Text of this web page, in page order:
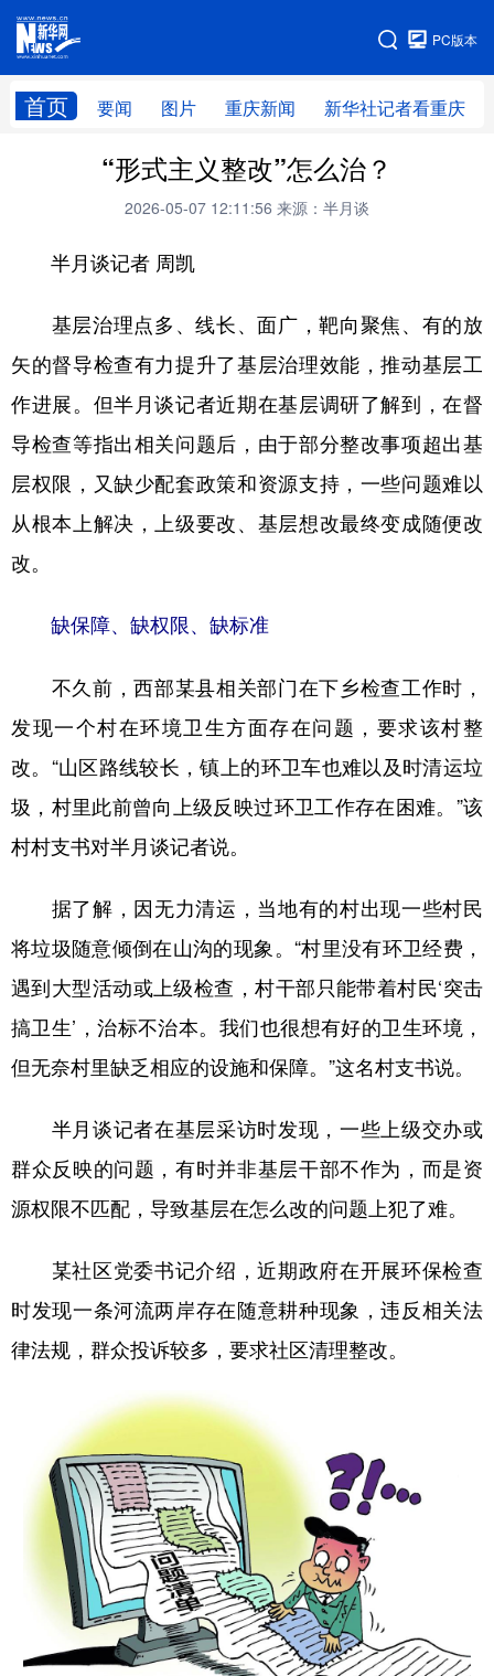
PC版本
首页 要闻 图片 重庆新闻 新华社记者看重庆
网站地图
“形式主义整改”怎么治？
2026-05-07 12:11:56 来源：半月谈
半月谈记者 周凯
基层治理点多、线长、面广，靶向聚焦、有的放
矢的督导检查有力提升了基层治理效能，推动基层工
作进展。但半月谈记者近期在基层调研了解到，在督
导检查等指出相关问题后，由于部分整改事项超出基
层权限，又缺少配套政策和资源支持，一些问题难以
从根本上解决，上级要改、基层想改最终变成随便改
改。
缺保障、缺权限、缺标准
不久前，西部某县相关部门在下乡检查工作时，
发现一个村在环境卫生方面存在问题，要求该村整
改。“山区路线较长，镇上的环卫车也难以及时清运垃
圾，村里此前曾向上级反映过环卫工作存在困难。”该
村村支书对半月谈记者说。
据了解，因无力清运，当地有的村出现一些村民
将垃圾随意倾倒在山沟的现象。“村里没有环卫经费，
遇到大型活动或上级检查，村干部只能带着村民‘突击
搞卫生’，治标不治本。我们也很想有好的卫生环境，
但无奈村里缺乏相应的设施和保障。”这名村支书说。
半月谈记者在基层采访时发现，一些上级交办或
群众反映的问题，有时并非基层干部不作为，而是资
源权限不匹配，导致基层在怎么改的问题上犯了难。
某社区党委书记介绍，近期政府在开展环保检查
时发现一条河流两岸存在随意耕种现象，违反相关法
律法规，群众投诉较多，要求社区清理整改。